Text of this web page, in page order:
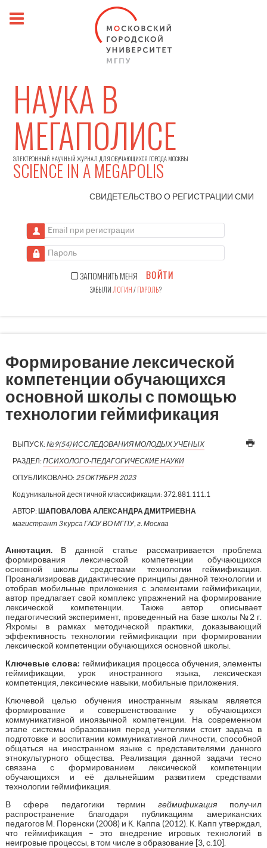
НАУКА В
МЕГАПОЛИСЕ
ЭЛЕКТРОННЫЙ НАУЧНЫЙ ЖУРНАЛ ДЛЯ ОБУЧАЮЩИХСЯ ГОРОДА МОСКВЫ
SCIENCE IN A MEGAPOLIS
СВИДЕТЕЛЬСТВО О РЕГИСТРАЦИИСМИ
Email при регистрации
Пароль
ЗАПОМНИТЬ МЕНЯ ВОЙТИ
ЗАБЫЛИ ЛОГИН/ПАРОЛЬ?
Формирование лексической
компетенции обучающихся
основной школы с помощью
технологии геймификация
ВЫПУСК:№9(54) ИССЛЕДОВАНИЯ МОЛОДЫХ УЧЕНЫХ
РАЗДЕЛ:ПСИХОЛОГО-ПЕДАГОГИЧЕСКИЕ НАУКИ
ОПУБЛИКОВАНО: 25 ОКТЯБРЯ 2023
Код уникальной десятичной классификации: 372.881.111.1
АВТОР:ШАПОВАЛОВА АЛЕКСАНДРА ДМИТРИЕВНА
магистрант 3 курса ГАОУ ВО МГПУ, г. Москва
Аннотация.В данной статье рассматривается проблема
формирования лексической компетенции обучающихся
основной школы средствами технологии геймификация.
Проанализировав дидактические принципы данной технологии и
отобрав мобильные приложения с элементами геймификации,
автор предлагает свой комплекс упражнений на формирование
лексической компетенции. Также автор описывает
педагогический эксперимент, проведенный на базе школы №2 г.
Яхромы в рамках методической практики, доказывающий
эффективность технологии геймификации при формировании
лексической компетенции обучающихся основной школы.
Ключевые слова: геймификация процесса обучения, элементы
геймификации, урок иностранного языка, лексическая
компетенция, лексические навыки, мобильные приложения.
Ключевой целью обучения иностранным языкам является
формирование и совершенствование у обучающихся
коммуникативной иноязычной компетенции. На современном
этапе системы образования перед учителями стоит задача в
подготовке и воспитании коммуникативной личности, способной
общаться на иностранном языке с представителями данного
этнокультурного общества. Реализация данной задачи тесно
связана с формированием лексической компетенции
обучающихся и её дальнейшим развитием средствами
технологии геймификация.
В сфере педагогики термингеймификация получил
распространение благодаря публикациям американских
педагогов М. Поренски (2008) и К. Каппа (2012). К. Капп утверждал,
что геймификация – это внедрение игровых технологий в
неигровые процессы, в том числе в образование [3, с.10].